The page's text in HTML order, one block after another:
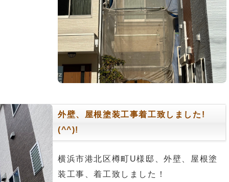
外壁、屋根塗装工事着工致しました!
(^^)!
横浜市港北区樽町U様邸、外壁、屋根塗
装工事、着工致しました！